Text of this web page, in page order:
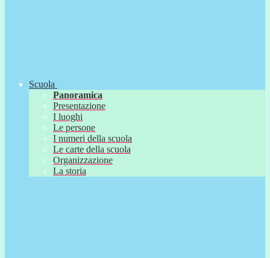
Scuola
Panoramica
Presentazione
I luoghi
Le persone
I numeri della scuola
Le carte della scuola
Organizzazione
La storia